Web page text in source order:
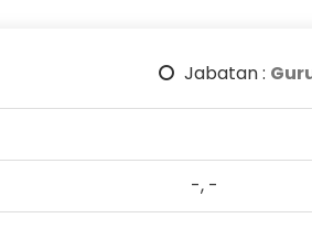
Jabatan :
-, -